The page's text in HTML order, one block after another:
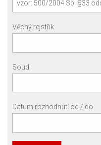
Věcný rejstřík
Soud
Datum rozhodnutí od / do